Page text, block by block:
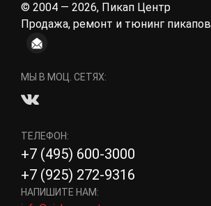
© 2004 — 2026, Пикап Центр
Продажа, ремонт и тюнинг пикапов
МЫ В МОЦ. СЕТЯХ:
ТЕЛЕФОН:
+7 (495) 600-3000
+7 (925) 272-9316
НАПИШИТЕ НАМ: